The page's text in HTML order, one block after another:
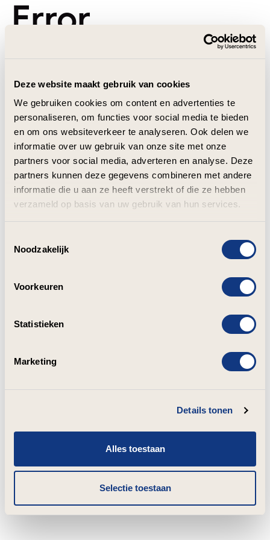
Deze website maakt gebruik van cookies
We gebruiken cookies om content en advertenties te
personaliseren, om functies voor social media te bieden
en om ons websiteverkeer te analyseren. Ook delen we
informatie over uw gebruik van onze site met onze
partners voor social media, adverteren en analyse. Deze
partners kunnen deze gegevens combineren met andere
informatie die u aan ze heeft verstrekt of die ze hebben
verzameld op basis van uw gebruik van hun services.
Noodzakelijk
Voorkeuren
Statistieken
Marketing
Details tonen
Alles toestaan
Selectie toestaan
Error